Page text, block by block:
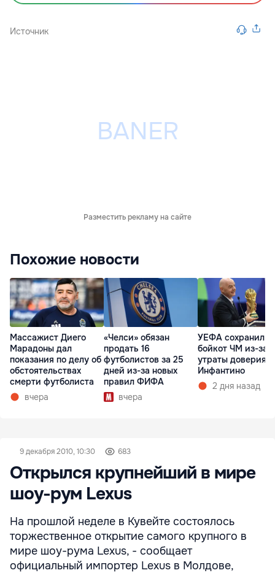
Источник
Разместить рекламу на сайте
Похожие новости
Массажист Диего
Марадоны дал
показания по делу об
обстоятельствах
смерти футболиста
вчера
«Челси» обязан
продать 16
футболистов за 25
дней из-за новых
правил ФИФА
вчера
УЕФА сохранил
бойкот ЧМ из-за
утраты доверия к
Инфантино
2 дня назад
9 декабря 2010, 10:30 683
Открылся крупнейший в мире
шоу-рум Lexus
На прошлой неделе в Кувейте состоялось
торжественное открытие самого крупного в
мире шоу-рума Lexus, - сообщает
официальный импортер Lexus в Молдове,